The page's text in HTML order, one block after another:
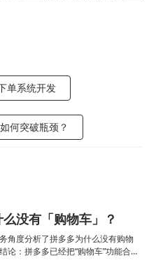
单系统开发
何突破瓶颈？
没有「购物车」？
角度分析了拼多多为什么没有购物
论：拼多多已经把“购物车”功能合并